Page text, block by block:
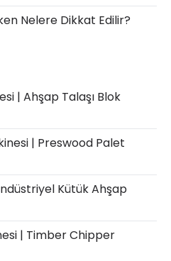
Nelere Dikkat Edilir?
| Ahşap Talaşı Blok
| Preswood Palet
Kütük Ahşap
| Timber Chipper